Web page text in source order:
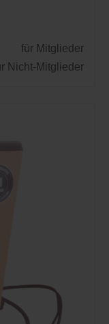
für Mitglieder
Nicht-Mitglieder